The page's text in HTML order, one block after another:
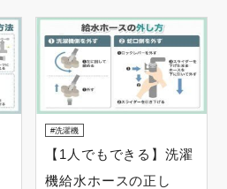
洗濯機
【1人でもできる】洗濯
機給水ホースの正し